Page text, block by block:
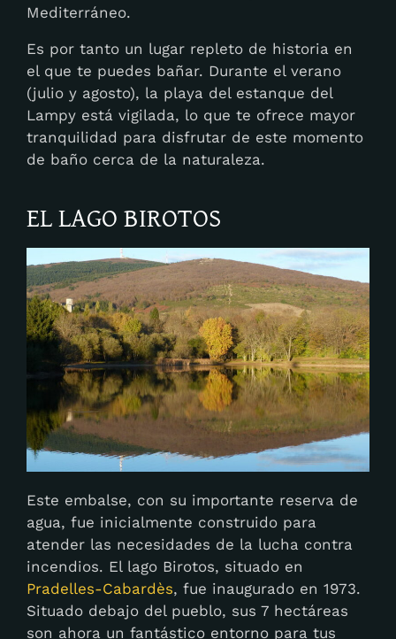
Mediterráneo.
Es por tanto un lugar repleto de historia en
el que te puedes bañar. Durante el verano
(julio y agosto), la playa del estanque del
Lampy está vigilada, lo que te ofrece mayor
tranquilidad para disfrutar de este momento
de baño cerca de la naturaleza.
EL LAGO BIROTOS
Este embalse, con su importante reserva de
agua, fue inicialmente construido para
atender las necesidades de la lucha contra
incendios. El lago Birotos, situado en
Pradelles-Cabardès, fue inaugurado en 1973.
Situado debajo del pueblo, sus 7 hectáreas
son ahora un fantástico entorno para tus